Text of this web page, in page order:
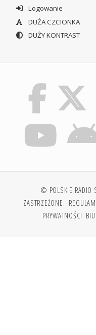
Logowanie
DUŻA CZCIONKA
DUŻY KONTRAST
© POLSKIE RADIO
ZASTRZEŻONE.
PRYWATNOŚCI